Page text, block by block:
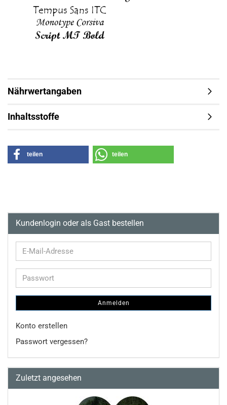
Nährwertangaben
Inhaltsstoffe
teilen teilen
Kundenlogin oder als Gast bestellen
E-
Mail-
Passwort
Anmelden
Konto erstellen
Passwort vergessen?
Zuletzt angesehen